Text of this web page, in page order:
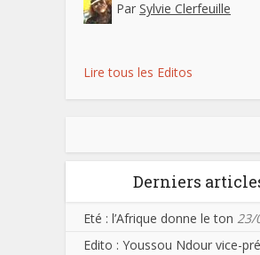
Par Sylvie Clerfeuille
Lire tous les Editos
Derniers
Eté : l’Afrique donne le ton 23/
Edito : Youssou Ndour vice-